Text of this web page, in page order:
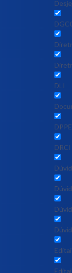
DLI
DRCI